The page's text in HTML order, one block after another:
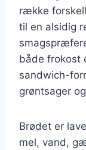
række
til en alsidig
både frokost
sandwich-
grøntsager
Brødet er
mel, vand,